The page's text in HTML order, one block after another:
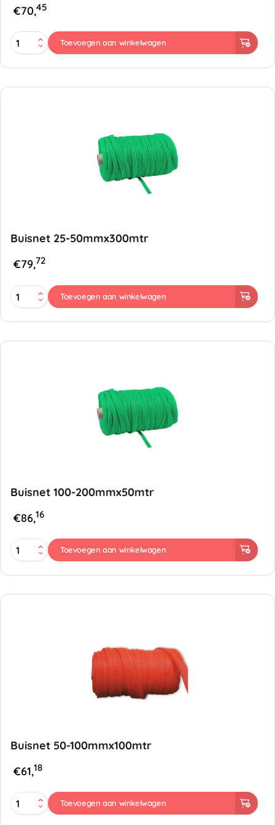
€70,45
Buisnet
50-
Geel
Toevoegen aan winkelwagen
Buisnet 25-50mmx300mtr
€79,72
Buisnet
25-
-
Groen
Toevoegen aan winkelwagen
Buisnet 100-200mmx50mtr
€86,16
Buisnet
100-
-
Groen
Toevoegen aan winkelwagen
Buisnet 50-100mmx100mtr
€61,18
Buisnet
50-
Toevoegen aan winkelwagen